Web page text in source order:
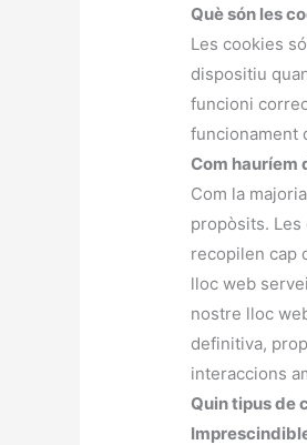
Què són les
Les cookies
dispositiu
funcioni
funcionament
Com hauríem
Com la
propòsits.
recopilen cap
lloc web
nostre lloc
definitiva,
interaccions
Quin tipus de